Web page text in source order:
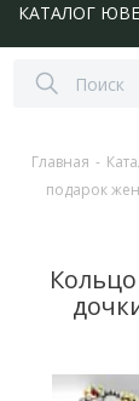
КАТАЛОГ
Главная -
подарок